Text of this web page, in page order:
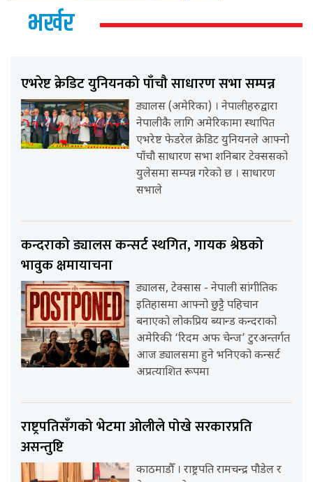
भर्खर
एभरेष्ट क्रेडिट युनियनको पाँचौ साधारण सभा सम्पन्न
ड्यालस (अमेरिका) । नेपालीहरुद्वारा
नेपालीकै लागि अमेरिकामा स्थापित
एभरेष्ट फेडरेल क्रेडिट युनियनले आफ्नो
पाँचौ साधारण सभा शनिबार टेक्ससको
युलेसमा सम्पन्न गरेको छ । साधारण
सभाले
कन्दराको ड्यालस कन्सर्ट स्थगित, गायक श्रेष्ठको
भावुक क्षमायाचना
ड्यालस, टेक्सास - नेपाली सांगीतिक
इतिहासमा आफ्नो छुट्टै पहिचान
बनाएको लोकप्रिय ब्यान्ड कन्दराको
अमेरिकी ‘रिदम अफ चेन्ज’ टुरअन्तर्गत
आज ड्यालसमा हुने भनिएको कन्सर्ट
अप्रत्याशित रूपमा
राष्ट्रपतिसँगको भेटमा ओलीले पोखे सरकारप्रति
असन्तुष्टि
काठमाडौँ । राष्ट्रपति रामचन्द्र पौडेल र